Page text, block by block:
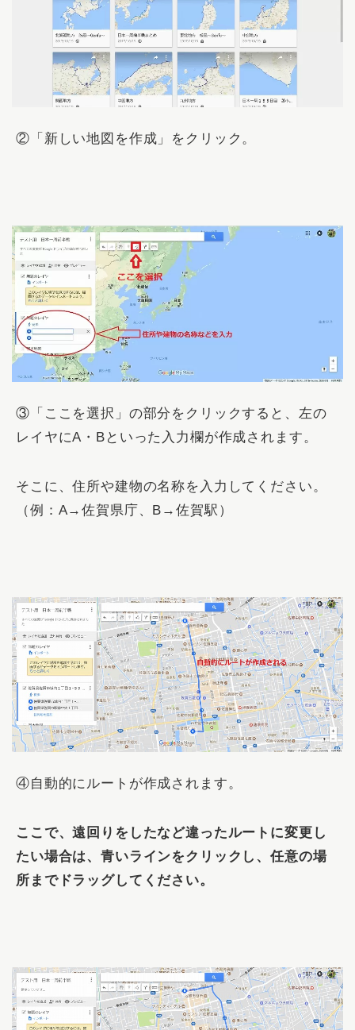
②「 新しい地図を作成 」をクリック。
③「 ここを選択 」の部分をクリックすると、左の
レイヤにA・Bといった入力欄が作成されます。
そこに、住所や建物の名称を入力してください。
（例：A→佐賀県庁、B→佐賀駅）
④自動的にルートが作成されます。
ここで、遠回りをしたなど違ったルートに変更し
たい場合は、青いラインをクリックし、任意の場
所までドラッグしてください。